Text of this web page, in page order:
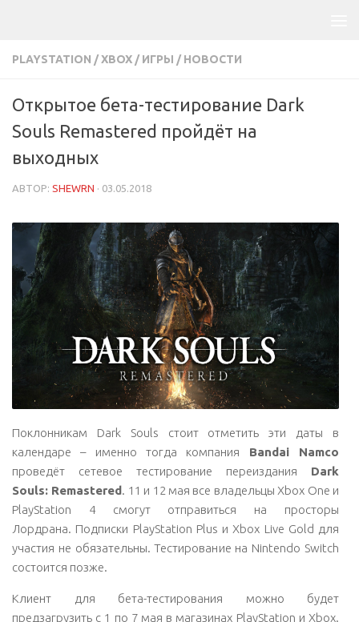
PLAYSTATION /XBOX / ИГРЫ / НОВОСТИ
Открытое бета-тестирование Dark
Souls Remastered пройдёт на
выходных
АВТОР: SHEWRN · 03.05.2018
Поклонникам Dark Souls стоит отметить эти даты в
календаре – именно тогда компания Bandai Namco
проведёт сетевое тестирование переиздания Dark
Souls: Remastered. 11 и 12 мая все владельцы Xbox One и
PlayStation 4 смогут отправиться на просторы
Лордрана. Подписки PlayStation Plus и Xbox Live Gold для
участия не обязательны. Тестирование на Nintendo Switch
состоится позже.
Клиент для бета-тестирования можно будет
предзагрузить с 1 по 7 мая в магазинах PlayStation и Xbox.